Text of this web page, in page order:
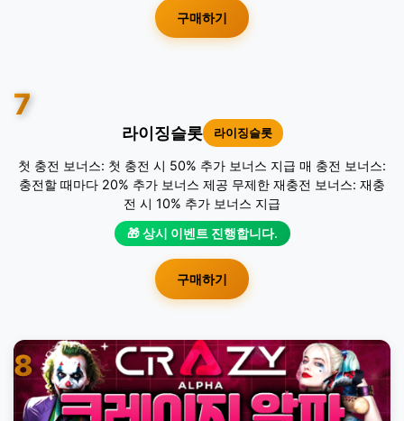
구매하기
7
라이징슬롯 라이징슬롯
첫 충전 보너스: 첫 충전 시 50% 추가 보너스 지급 매 충전 보너스:
충전할 때마다 20% 추가 보너스 제공 무제한 재충전 보너스: 재충
전 시 10% 추가 보너스 지급
🎁 상시 이벤트 진행합니다.
구매하기
8